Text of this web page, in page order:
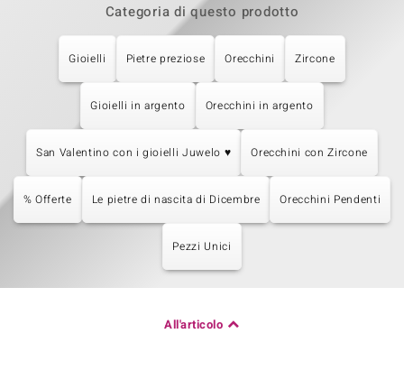
Categoria di questo prodotto
Gioielli Pietre preziose Orecchini Zircone
Gioielli in argento Orecchini in argento
San Valentino con i gioielli Juwelo ♥ Orecchini con Zircone
% Offerte Le pietre di nascita di Dicembre Orecchini Pendenti
Pezzi Unici
All'articolo